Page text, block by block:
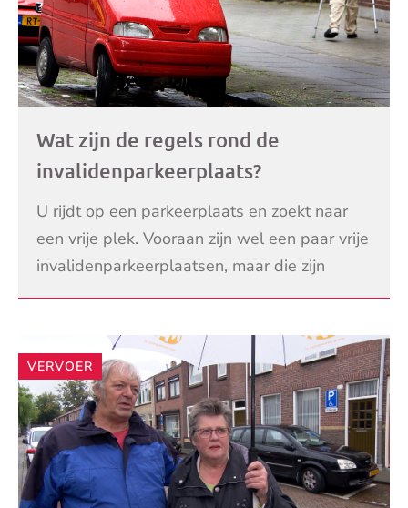
Wat zijn de regels rond de
invalidenparkeerplaats?
U rijdt op een parkeerplaats en zoekt naar
een vrije plek. Vooraan zijn wel een paar vrije
invalidenparkeerplaatsen, maar die zijn
alleen voor kaarthouders. Toevallig gaat
LEES VERDER
VERVOER